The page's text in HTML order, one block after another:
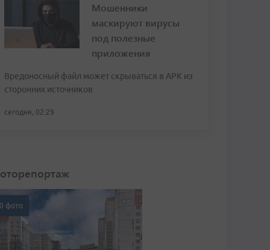
Мошенники
маскируют вирусы
под полезные
приложения
Вредоносный файл может скрываться в APK из
сторонних источников
сегодня, 02:29
фото